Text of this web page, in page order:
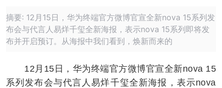
摘要: 12月15日，华为终端官方微博官宣全新nova 15系列发
布会与代言人易烊千玺全新海报，表示nova 15系列即将发
布并开启预订。从海报中我们看到，焕新而来的
12月15日，华为终端官方微博官宣全新nova 15
系列发布会与代言人易烊千玺全新海报，表示nova